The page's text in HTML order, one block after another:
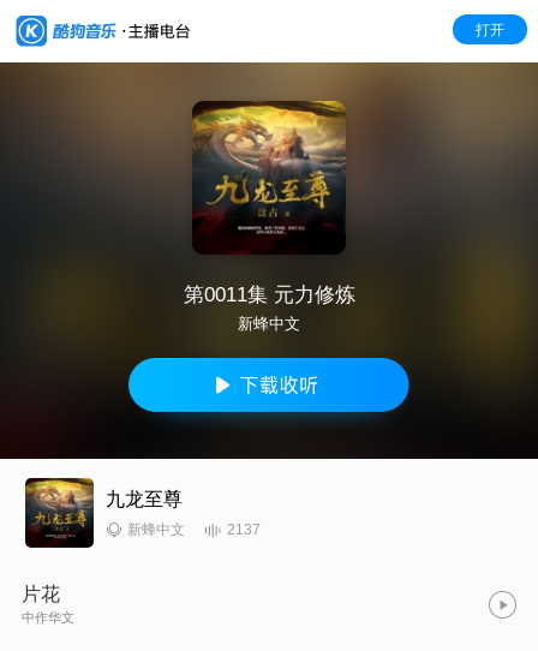
打开
第0011集 元力修炼
新蜂中文
九龙至尊
新蜂中文 2137
片花
中作华文